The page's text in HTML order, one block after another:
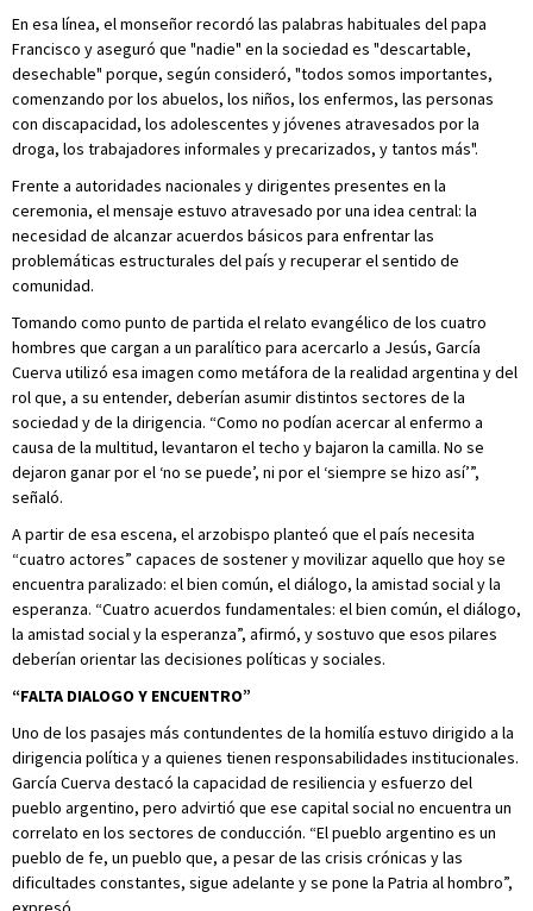
En esa línea, el monseñor recordó las palabras habituales del papa
Francisco y aseguró que "nadie" en la sociedad es "descartable,
desechable" porque, según consideró, "todos somos importantes,
comenzando por los abuelos, los niños, los enfermos, las personas
con discapacidad, los adolescentes y jóvenes atravesados por la
droga, los trabajadores informales y precarizados, y tantos más".
Frente a autoridades nacionales y dirigentes presentes en la
ceremonia, el mensaje estuvo atravesado por una idea central: la
necesidad de alcanzar acuerdos básicos para enfrentar las
problemáticas estructurales del país y recuperar el sentido de
comunidad.
Tomando como punto de partida el relato evangélico de los cuatro
hombres que cargan a un paralítico para acercarlo a Jesús, García
Cuerva utilizó esa imagen como metáfora de la realidad argentina y del
rol que, a su entender, deberían asumir distintos sectores de la
sociedad y de la dirigencia. “Como no podían acercar al enfermo a
causa de la multitud, levantaron el techo y bajaron la camilla. No se
dejaron ganar por el ‘no se puede’, ni por el ‘siempre se hizo así’”,
señaló.
A partir de esa escena, el arzobispo planteó que el país necesita
“cuatro actores” capaces de sostener y movilizar aquello que hoy se
encuentra paralizado: el bien común, el diálogo, la amistad social y la
esperanza. “Cuatro acuerdos fundamentales: el bien común, el diálogo,
la amistad social y la esperanza”, afirmó, y sostuvo que esos pilares
deberían orientar las decisiones políticas y sociales.
“FALTA DIALOGO Y ENCUENTRO”
Uno de los pasajes más contundentes de la homilía estuvo dirigido a la
dirigencia política y a quienes tienen responsabilidades institucionales.
García Cuerva destacó la capacidad de resiliencia y esfuerzo del
pueblo argentino, pero advirtió que ese capital social no encuentra un
correlato en los sectores de conducción. “El pueblo argentino es un
pueblo de fe, un pueblo que, a pesar de las crisis crónicas y las
dificultades constantes, sigue adelante y se pone la Patria al hombro”,